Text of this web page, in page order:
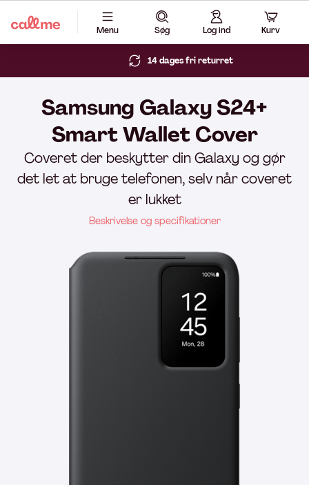
Menu Søg Log ind Kurv
14 dages fri returret
Samsung Galaxy S24+
Smart Wallet Cover
Coveret der beskytter din Galaxy og gør
det let at bruge telefonen, selv når coveret
er lukket
Beskrivelse og specifikationer